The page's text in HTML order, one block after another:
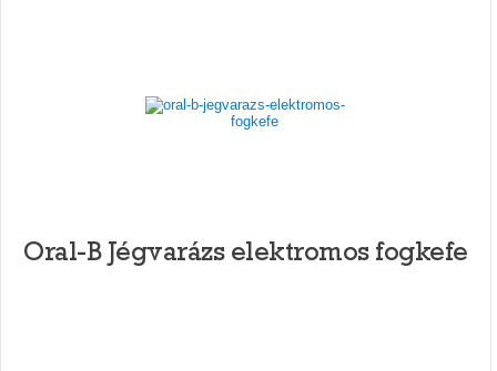
Oral-B Jégvarázs elektromos fogkefe